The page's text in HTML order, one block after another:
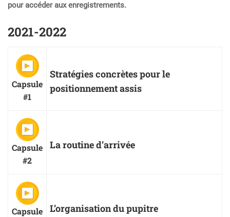
pour accéder aux enregistrements.
2021-2022
Capsule
#1
Stratégies concrètes pour le
positionnement assis
Capsule
#2
La routine d’arrivée
Capsule
L’organisation du pupitre